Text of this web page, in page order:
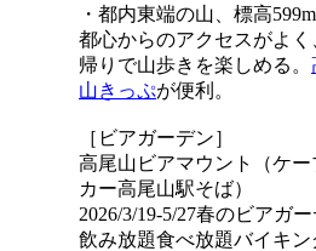
・都内東端の山、標高599m
都心からのアクセスがよく
帰りで山歩きを楽しめる。
山きっぷが便利。
［ビアガーデン］
高尾山ビアマウント（ケー
カー高尾山駅そば）
2026/3/19-5/27春のビアガ
飲み放題食べ放題バイキン